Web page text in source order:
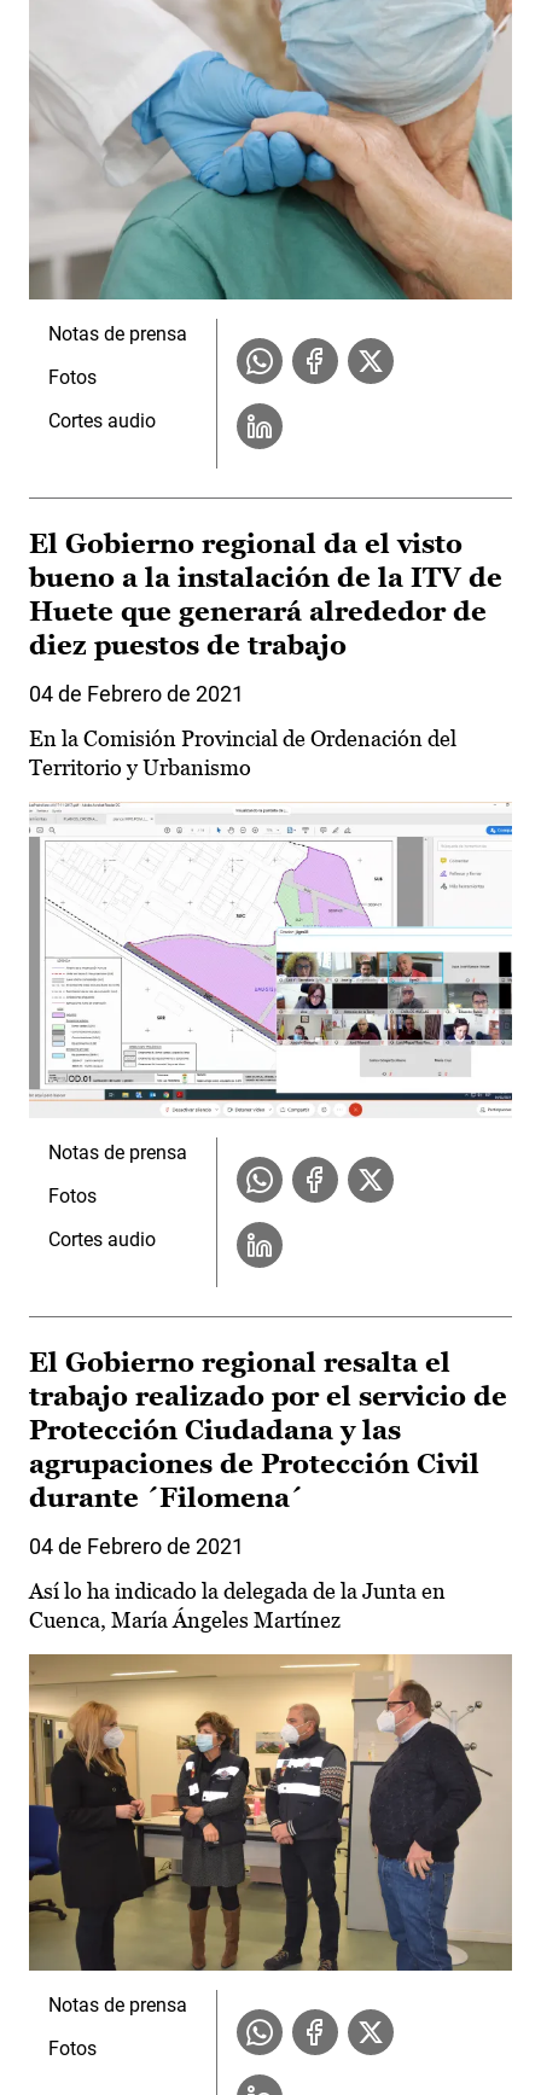
Notas de prensa
Fotos
Cortes audio
El Gobierno regional da el visto
bueno a la instalación de la ITV de
Huete que generará alrededor de
diez puestos de trabajo
04 de Febrero de 2021
En la Comisión Provincial de Ordenación del
Territorio y Urbanismo
Notas de prensa
Fotos
Cortes audio
El Gobierno regional resalta el
trabajo realizado por el servicio de
Protección Ciudadana y las
agrupaciones de Protección Civil
durante ´Filomena´
04 de Febrero de 2021
Así lo ha indicado la delegada de la Junta en
Cuenca, María Ángeles Martínez
Notas de prensa
Fotos